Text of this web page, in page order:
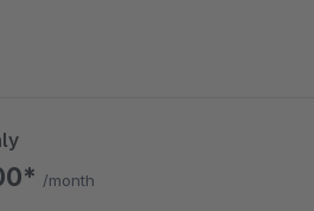
/month